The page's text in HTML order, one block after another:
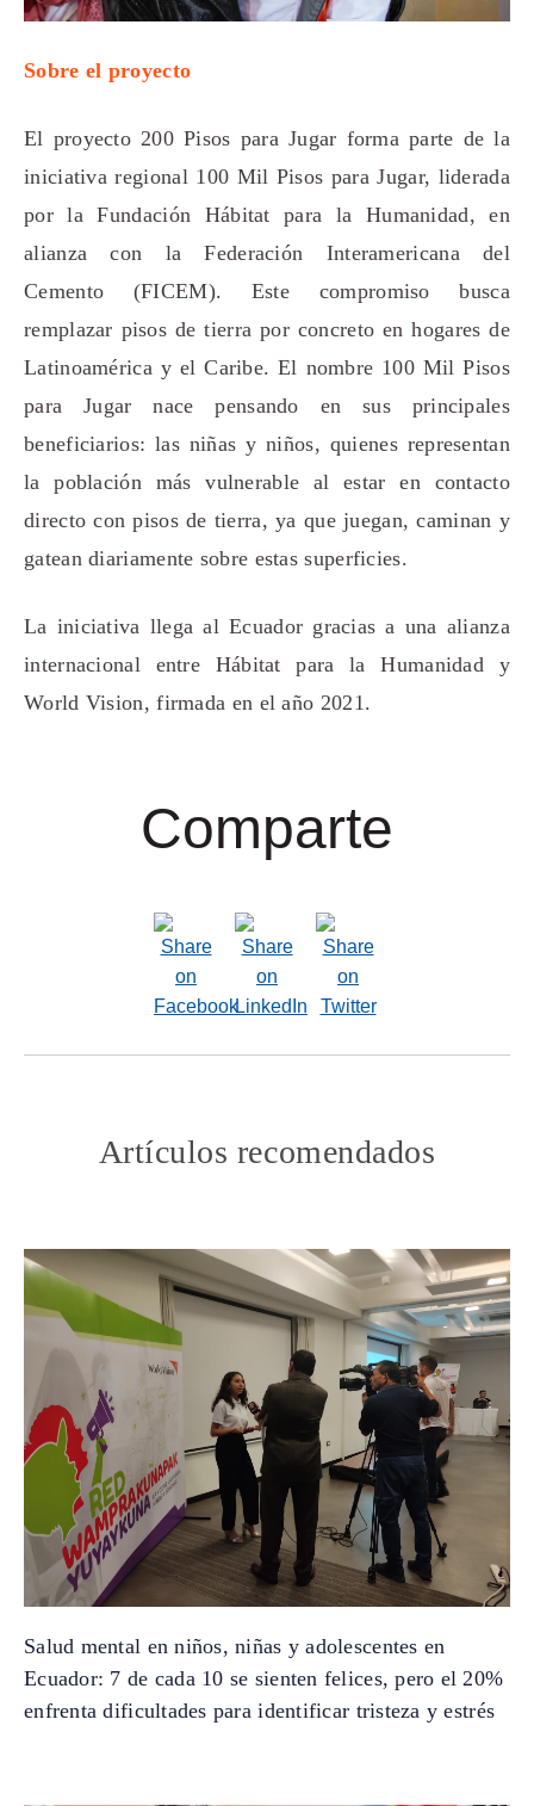
Sobre el proyecto
El proyecto 200 Pisos para Jugar forma parte de la
iniciativa regional 100 Mil Pisos para Jugar, liderada
por la Fundación Hábitat para la Humanidad, en
alianza con la Federación Interamericana del
Cemento (FICEM). Este compromiso busca
remplazar pisos de tierra por concreto en hogares de
Latinoamérica y el Caribe. El nombre 100 Mil Pisos
para Jugar nace pensando en sus principales
beneficiarios: las niñas y niños, quienes representan
la población más vulnerable al estar en contacto
directo con pisos de tierra, ya que juegan, caminan y
gatean diariamente sobre estas superficies.
La iniciativa llega al Ecuador gracias a una alianza
internacional entre Hábitat para la Humanidad y
World Vision, firmada en el año 2021.
Comparte
Artículos recomendados
Salud mental en niños, niñas y adolescentes en
Ecuador: 7 de cada 10 se sienten felices, pero el 20%
enfrenta dificultades para identificar tristeza y estrés